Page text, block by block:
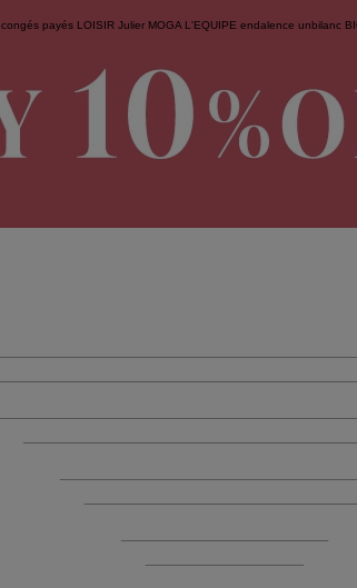
congés payés LOISIR Julier MOGA L'EQUIPE endalence unbilanc